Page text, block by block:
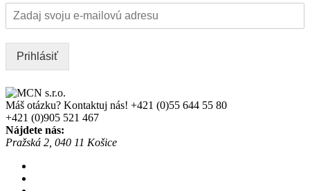
Prihlásiť
Máš otázku? Kontaktuj nás! +421 (0)55 644 55 80
+421 (0)905 521 467
Nájdete nás:
Pražská 2, 040 11 Košice